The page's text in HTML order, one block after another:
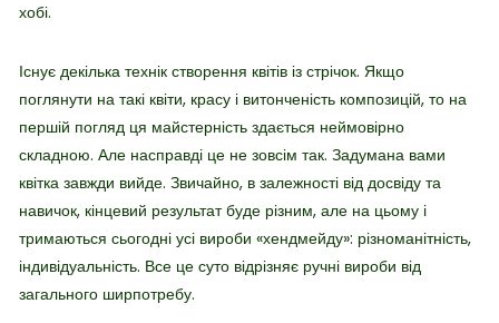
хобі.
Існує декілька технік створення квітів із стрічок. Якщо
поглянути на такі квіти, красу і витонченість композицій, то на
першій погляд ця майстерність здається неймовірно
складною. Але насправді це не зовсім так. Задумана вами
квітка завжди вийде. Звичайно, в залежності від досвіду та
навичок, кінцевий результат буде різним, але на цьому і
тримаються сьогодні усі вироби «хендмейду»: різноманітність,
індивідуальність. Все це суто відрізняє ручні вироби від
загального ширпотребу.